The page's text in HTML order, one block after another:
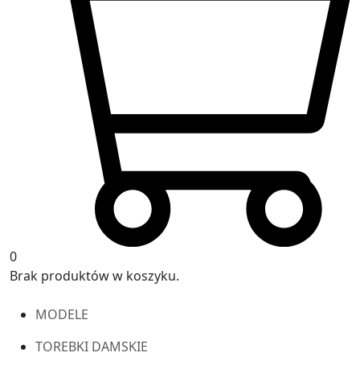
0
Brak produktów w koszyku.
MODELE
TOREBKI DAMSKIE